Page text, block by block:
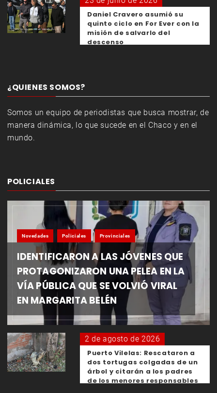
Daniel Cravero asumió su
quinto ciclo en For Ever con la
misión de salvarlo del
descenso
¿QUIENES SOMOS?
Somos un equipo de periodistas que busca mostrar, de
manera dinámica, lo que sucede en el Chaco y en el
mundo.
POLICIALES
Novedades Policiales Provinciales
IDENTIFICARON A LAS JÓVENES QUE
PROTAGONIZARON UNA PELEA EN LA
VÍA PÚBLICA QUE SE VOLVIÓ VIRAL
EN MARGARITA BELÉN
2 de agosto de 2026
Puerto Vilelas: Rescataron a
dos tortugas colgadas de un
árbol y citarán a los padres
de los menores responsables